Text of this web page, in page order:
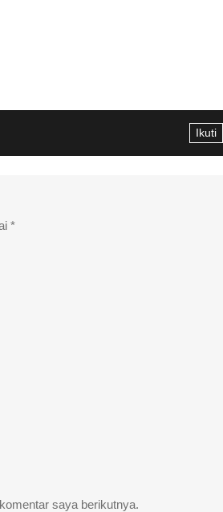
Ikuti
*
saya berikutnya.